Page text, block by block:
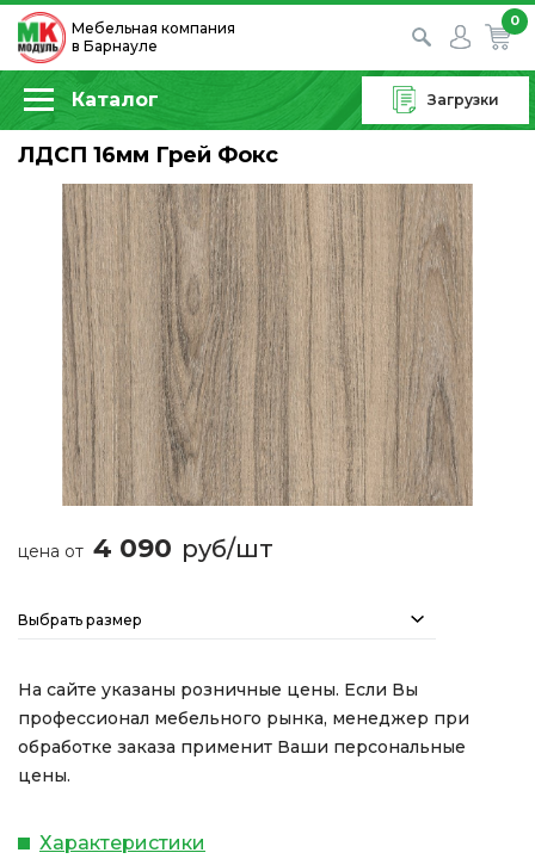
Мебельная компания
в Барнауле
0
Каталог Загрузки
ЛДСП 16мм Грей Фокс
цена от 4 090 руб/шт
Выбрать размер
На сайте указаны розничные цены. Если Вы
профессионал мебельного рынка, менеджер при
обработке заказа применит Ваши персональные
цены.
Характеристики